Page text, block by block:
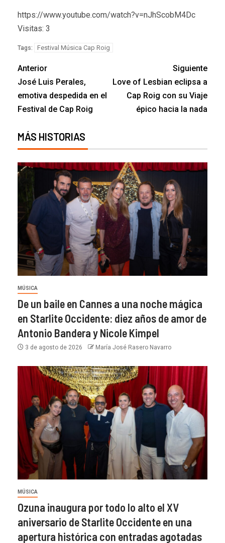
https://www.youtube.com/watch?v=nJhScobM4Dc
Visitas: 3
Tags: Festival Música Cap Roig
Anterior
José Luis Perales,
emotiva despedida en el
Festival de Cap Roig
Siguiente
Love of Lesbian eclipsa a
Cap Roig con su Viaje
épico hacia la nada
MÁS HISTORIAS
MÚSICA
De un baile en Cannes a una noche mágica
en Starlite Occidente: diez años de amor de
Antonio Bandera y Nicole Kimpel
3 de agosto de 2026 María José Rasero Navarro
MÚSICA
Ozuna inaugura por todo lo alto el XV
aniversario de Starlite Occidente en una
apertura histórica con entradas agotadas